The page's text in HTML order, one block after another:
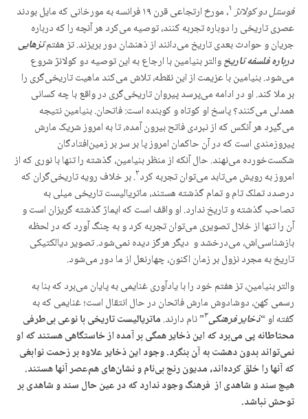
فوستل دو کولانژ ۱
،‌ مورخ ارتجاعی قرن ۱۹ فرانسه به مورخانی که مایل بودند
عصری تاریخی را دوباره تجربه کنند، توصیه می‌کرد هر آنچه را که درباره
جریان و حوادث بعدی تاریخ می‌دانند از ذهنشان دور بریزند. تز هفتمتزهایی
درباره فلسفه تاریخوالتر بنیامین با ارجاع به این توصیه دو کولانژ شروع
می‌شود. بنیامین با عزیمت از این نقطه، تلاش می‌کند ماهیت تاریخی‌گری را
بر ملا کند. او در ادامه می‌پرسد پیروان تاریخی‌گری در واقع با چه کسانی
همدلی می‌کنند؟ پاسخ او کوتاه و کوبنده است: فاتحان. بنیامین نتیجه
می‌گیرد هر آنکس که از نبردی فاتح بیرون آمده، تا به امروز شریک مارش
پیروزمندی است که در آن حاکمان امروز پا بر سر بر زمین‌افتادگان
شکست‌خورده می‌نهند. حال آنکه از منظر بنیامین، گذشته را تنها با نوری که از
امروز به رویش می‌تابد می‌توان تجربه کرد۲. بر خلاف رویه تاریخی‌گران که
درصدد تملک تام و تمام گذشته هستند، ماتریالیست تاریخی میلی به
تصاحب گذشته و تاریخ ندارد. او واقف است که ایماژ گذشته گریزان است و
آن را تنها از خلال تصویری می‌توان تجربه کرد و به چنگ آورد که در لحظه
بازشناسی‌اش، می‌درخشد و دیگر هرگز دیده نمی‌شود. تصویر دیالکتیکی
تاریخ به مجرد نزول بر زمان اکنون، چهارنعل از ما دور می‌شود.
والتر بنیامین، تز هفتم خود را با یادآوری غنایمی به پایان می‌برد که بنا به
رسمی کهن، دوشادوش مارش فاتحان در حال انتقال است؛ غنایمی که به
گفته او “ذخایر فرهنگی۳” نام دارند.ماتریالیست تاریخی با نوعی بی‌طرفی
محتاطانه پی می‌برد که این ذخایر همگی بر آمده از خاستگاهی هستند که او
نمی‌تواند بدون دهشت به آن بنگرد. وجود این ذخایر علاوه بر زحمت نوابغی
که آنها را خلق کرده‌اند، مدیون رنج بی‌نام و نشا‌‌ن‌های هم‌عصر آنها هستند.
هیچ سند و شاهدی از فرهنگ وجود ندارد که در عین حال سند و شاهدی بر
توحش نباشد.